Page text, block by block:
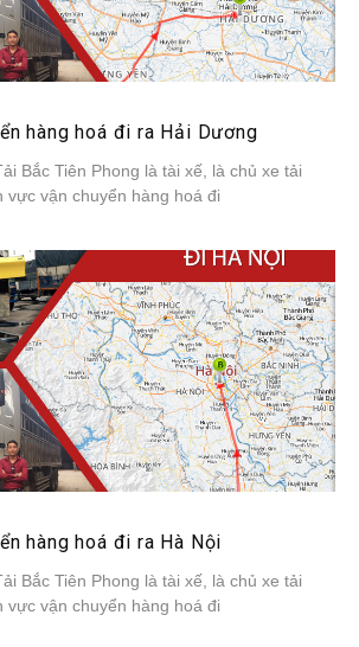
hàng hoá đi ra Hải Dương
Bắc Tiên Phong là tài xế, là chủ xe tải
vực vận chuyển hàng hoá đi
hàng hoá đi ra Hà Nội
Bắc Tiên Phong là tài xế, là chủ xe tải
vực vận chuyển hàng hoá đi